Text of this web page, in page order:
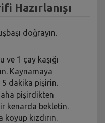
Hazırlanışı
doğrayın.
ve 1 çay kaşığı
Kaynamaya
5 dakika pişirin.
pişirdikten
kenarda bekletin.
kızdırın.